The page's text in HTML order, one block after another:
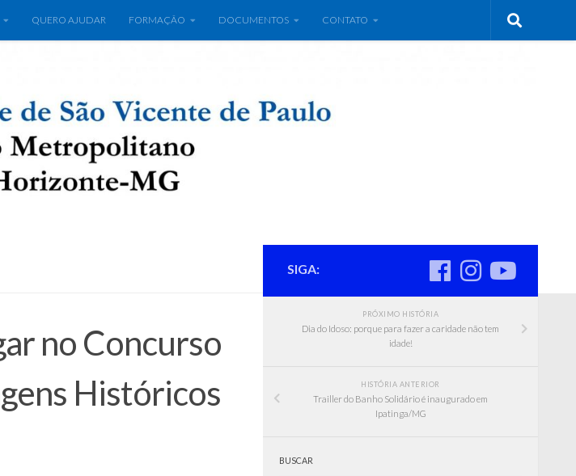
QUERO AJUDAR FORMAÇÃO DOCUMENTOS CONTATO
no Concurso
Históricos
SIGA:
PRÓXIMO HISTÓRIA
Dia do Idoso: porque para fazer a caridade não tem
idade!
HISTÓRIA ANTERIOR
Trailler do Banho Solidário é inaugurado em
Ipatinga/MG
BUSCAR